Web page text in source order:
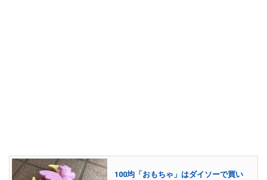
100均「おもちゃ」はダイソーで買い